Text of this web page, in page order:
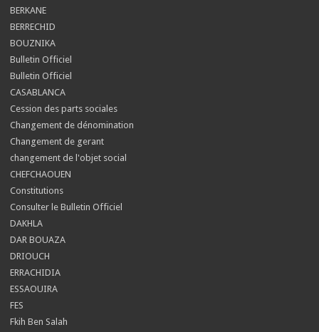
BERKANE
BERRECHID
BOUZNIKA
Bulletin Officiel
Bulletin Officiel
CASABLANCA
Cession des parts sociales
Changement de dénomination
Changement de gerant
changement de l'objet social
CHEFCHAOUEN
Constitutions
Consulter le Bulletin Officiel
DAKHLA
DAR BOUAZA
DRIOUCH
ERRACHIDIA
ESSAOUIRA
FES
Fkih Ben Salah